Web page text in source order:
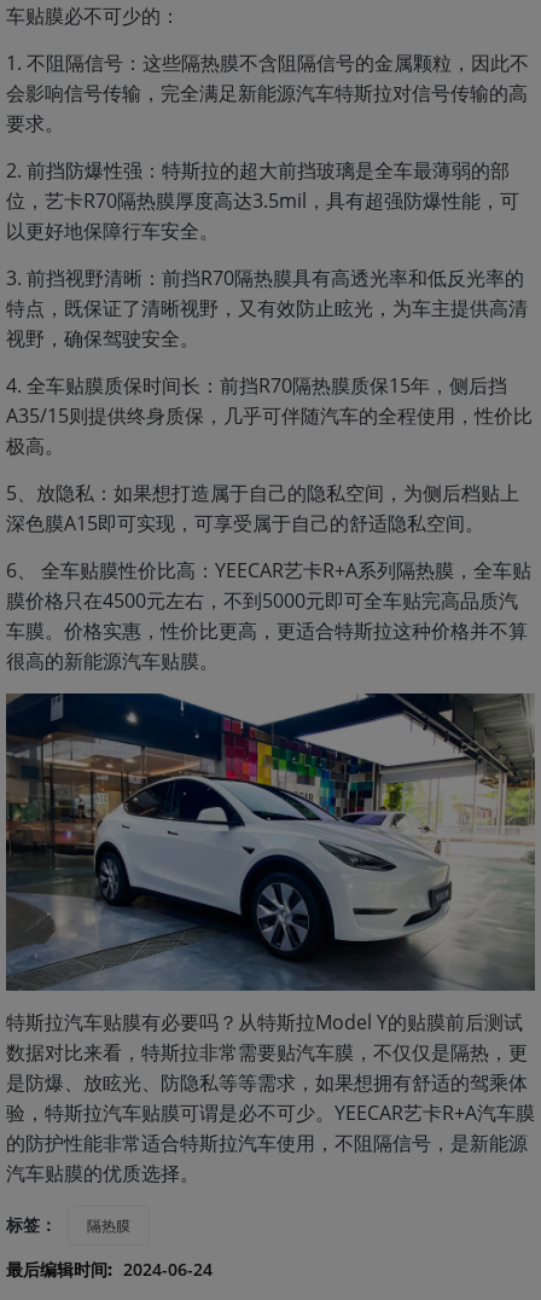
车贴膜必不可少的：
1. 不阻隔信号：这些隔热膜不含阻隔信号的金属颗粒，因此不
会影响信号传输，完全满足新能源汽车特斯拉对信号传输的高
要求。
2. 前挡防爆性强：特斯拉的超大前挡玻璃是全车最薄弱的部
位，艺卡R70隔热膜厚度高达3.5mil，具有超强防爆性能，可
以更好地保障行车安全。
3. 前挡视野清晰：前挡R70隔热膜具有高透光率和低反光率的
特点，既保证了清晰视野，又有效防止眩光，为车主提供高清
视野，确保驾驶安全。
4. 全车贴膜质保时间长：前挡R70隔热膜质保15年，侧后挡
A35/15则提供终身质保，几乎可伴随汽车的全程使用，性价比
极高。
5、放隐私：如果想打造属于自己的隐私空间，为侧后档贴上
深色膜A15即可实现，可享受属于自己的舒适隐私空间。
6、 全车贴膜性价比高：YEECAR艺卡R+A系列隔热膜，全车贴
膜价格只在4500元左右，不到5000元即可全车贴完高品质汽
车膜。价格实惠，性价比更高，更适合特斯拉这种价格并不算
很高的新能源汽车贴膜。
特斯拉汽车贴膜有必要吗？从特斯拉Model Y的贴膜前后测试
数据对比来看，特斯拉非常需要贴汽车膜，不仅仅是隔热，更
是防爆、放眩光、防隐私等等需求，如果想拥有舒适的驾乘体
验，特斯拉汽车贴膜可谓是必不可少。YEECAR艺卡R+A汽车膜
的防护性能非常适合特斯拉汽车使用，不阻隔信号，是新能源
汽车贴膜的优质选择。
标签： 隔热膜
最后编辑时间: 2024-06-24